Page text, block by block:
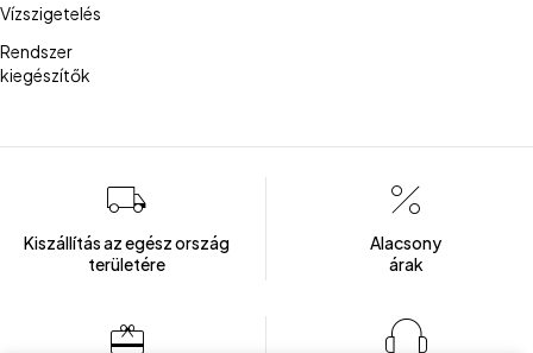
Vízszigetelés
Rendszer
kiegészítők
Kiszállítás az egész ország
területére
Alacsony
árak